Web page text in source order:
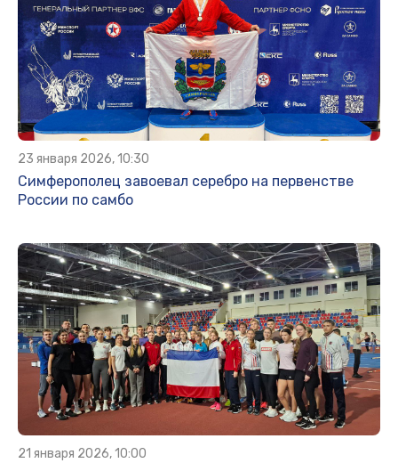
23 января 2026, 10:30
Симферополец завоевал серебро на первенстве
России по самбо
21 января 2026, 10:00